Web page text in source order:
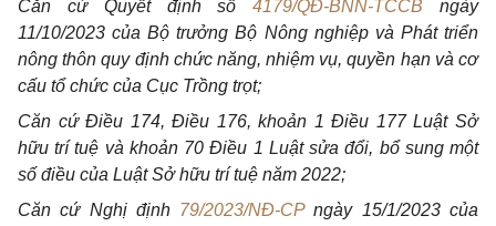
Căn cứ Quyết định số4179/QĐ-BNN-TCCB ngày
11/10/2023 của Bộ trưởng Bộ Nông nghiệp và Phát triển
nông thôn quy định chức năng, nhiệm vụ, quyền hạn và cơ
cấu tổ chức của Cục Trồng trọt;
Căn cứ Điều 174, Điều 176, khoản 1 Điều 177 Luật Sở
hữu trí tuệ và khoản 70 Điều 1 Luật sửa đổi, bổ sung một
số điều của Luật Sở hữu trí tuệ năm 2022;
Căn cứ Nghị định 79/2023/NĐ-CPngày 15/1/2023 của